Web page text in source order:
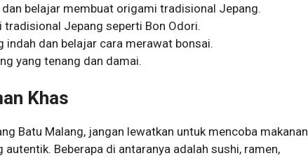
belajar membuat origami tradisional Jepang.
tradisional Jepang seperti Bon Odori.
indah dan belajar cara merawat bonsai.
yang tenang dan damai.
Khas
Batu Malang, jangan lewatkan untuk mencoba makanan
Beberapa di antaranya adalah sushi, ramen,